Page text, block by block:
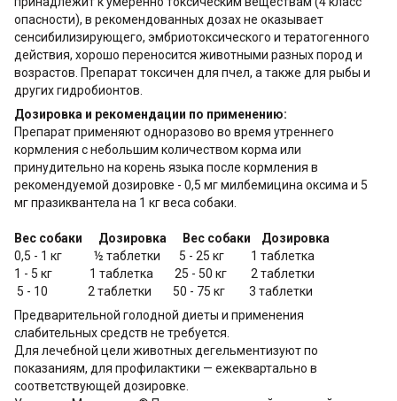
опасности), в рекомендованных дозах не оказывает
сенсибилизирующего, эмбриотоксического и тератогенного
действия, хорошо переносится животными разных пород и
возрастов. Препарат токсичен для пчел, а также для рыбы и
других гидробионтов.
Дозировка и рекомендации по применению:
Препарат применяют одноразово во время утреннего
кормления с небольшим количеством корма или
принудительно на корень языка после кормления в
рекомендуемой дозировке - 0,5 мг милбемицина оксима и 5
мг празиквантела на 1 кг веса собаки.
Вес собаки Дозировка Вес собаки
Дозировка
0,5 - 1 кг ½ таблетки 5 - 25 кг 1 таблетка
1 - 5 кг 1 таблетка 25 - 50 кг 2 таблетки
5 - 10 2 таблетки 50 - 75 кг 3 таблетки
Предварительной голодной диеты и применения
слабительных средств не требуется.
Для лечебной цели животных дегельментизуют по
показаниям, для профилактики — ежеквартально в
соответствующей дозировке.